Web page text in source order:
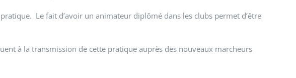
Le fait d’avoir un animateur diplômé dans les clubs permet d’être
à la transmission de cette pratique auprès des nouveaux marcheurs